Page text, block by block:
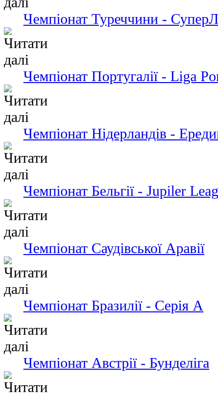
Чемпіонат Туреччини -
Чемпіонат Португалії - Liga
Чемпіонат Нідерландів -
Чемпіонат Бельгії - Jupiler
Чемпіонат Саудівської Аравії
Чемпіонат Бразилії - Серія А
Чемпіонат Австрії - Бунделіга